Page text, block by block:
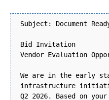
Subject: Document
Bid Invitation
Vendor Evaluation
We are in the early
infrastructure
Q2 2026. Based on